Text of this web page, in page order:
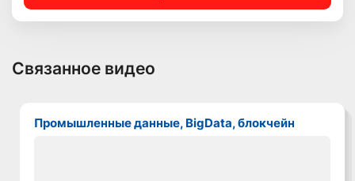
Связанное видео
Промышленные данные, BigData, блокчейн